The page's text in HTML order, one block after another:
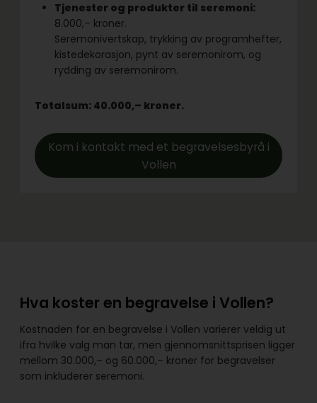
Tjenester og produkter til seremoni:
8.000,– kroner.
Seremonivertskap, trykking av programhefter,
kistedekorasjon, pynt av seremonirom, og
rydding av seremonirom.
Totalsum: 40.000,– kroner.
Kom i kontakt med et begravelsesbyrå i
Vollen
Hva koster en begravelse i Vollen?
Kostnaden for en begravelse i Vollen varierer veldig ut
ifra hvilke valg man tar, men gjennomsnittsprisen ligger
mellom 30.000,– og 60.000,– kroner for begravelser
som inkluderer seremoni.